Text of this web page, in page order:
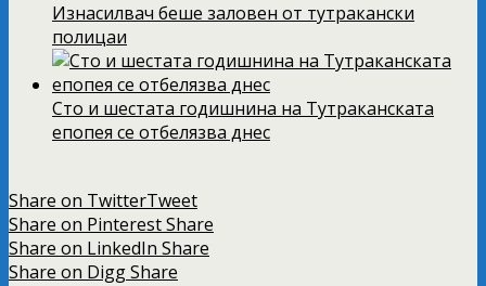
Изнасилвач беше заловен от тутракански
полицаи
Сто и шестата годишнина на Тутраканската
епопея се отбелязва днес
Share on TwitterTweet
Share on PinterestShare
Share on LinkedIn Share
Share on DiggShare